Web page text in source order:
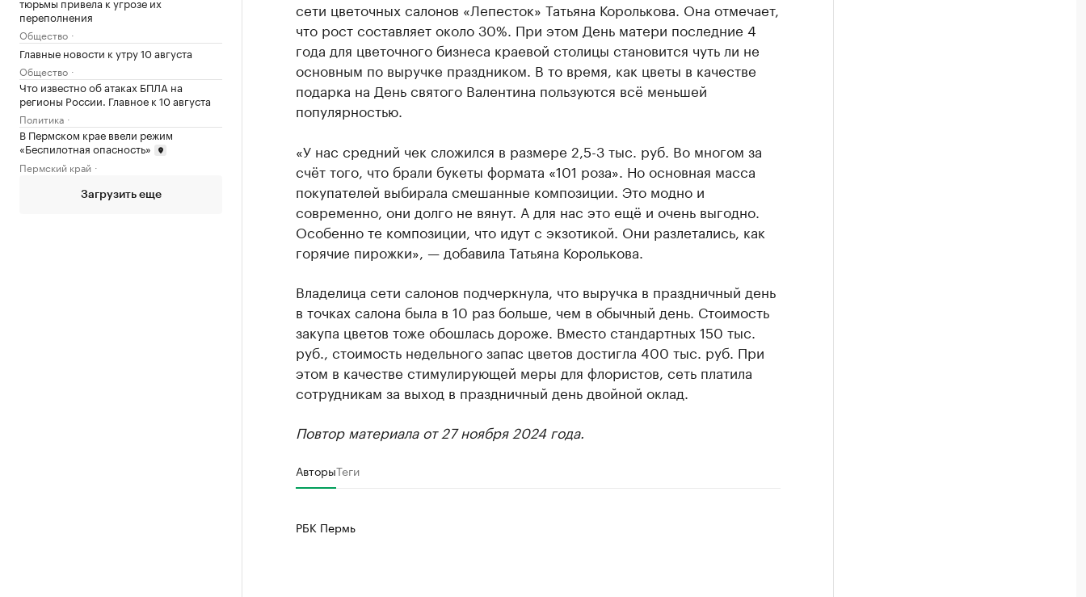
переполнения
Общество
Главные новости к утру 10 августа
Общество
Что известно об атаках БПЛА на
регионы России. Главное к 10 августа
Политика
В Пермском крае ввели режим
«Беспилотная опасность»
Пермский край
Загрузить еще
сети цветочных салонов «Лепесток» Татьяна Королькова. Она отмечает,
что рост составляет около 30%. При этом День матери последние 4
года для цветочного бизнеса краевой столицы становится чуть ли не
основным по выручке праздником. В то время, как цветы в качестве
подарка на День святого Валентина пользуются всё меньшей
популярностью.
«У нас средний чек сложился в размере 2,5-3 тыс. руб. Во многом за
счёт того, что брали букеты формата «101 роза». Но основная масса
покупателей выбирала смешанные композиции. Это модно и
современно, они долго не вянут. А для нас это ещё и очень выгодно.
Особенно те композиции, что идут с экзотикой. Они разлетались, как
горячие пирожки», — добавила Татьяна Королькова.
Владелица сети салонов подчеркнула, что выручка в праздничный день
в точках салона была в 10 раз больше, чем в обычный день. Стоимость
закупа цветов тоже обошлась дороже. Вместо стандартных 150 тыс.
руб., стоимость недельного запас цветов достигла 400 тыс. руб. При
этом в качестве стимулирующей меры для флористов, сеть платила
сотрудникам за выход в праздничный день двойной оклад.
Повтор материала от 27 ноября 2024 года.
АвторыТеги
РБК Пермь